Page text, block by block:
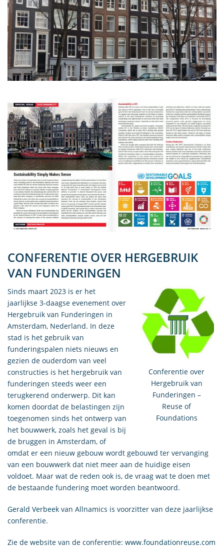
CONFERENTIE OVER HERGEBRUIK
VAN FUNDERINGEN
Conferentie over
Hergebruik van
Funderingen –
Reuse of
Foundations
Sinds maart 2023 is er het
jaarlijkse 3-daagse evenement over
Hergebruik van Funderingen in
Amsterdam, Nederland. In deze
stad is het gebruik van
funderingspalen niets nieuws en
gezien de ouderdom van veel
constructies is het hergebruik van
funderingen steeds weer een
terugkerend onderwerp. Dit kan
komen doordat de belastingen zijn
toegenomen sinds het ontwerp van
het bouwwerk, zoals het geval is bij
de bruggen in Amsterdam, of
omdat er een nieuw gebouw wordt gebouwd ter vervanging
van een bouwwerk dat niet meer aan de huidige eisen
voldoet. Maar wat de reden ook is, de vraag wat te doen met
de bestaande fundering moet worden beantwoord.
Gerald Verbeek van Allnamics is voorzitter van deze jaarlijkse
conferentie.
Zie de website van de conferentie: www.foundationreuse.com